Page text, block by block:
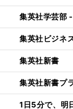
集英社学芸部
集英社ビジネ
集英社新書
集英社新書プ
1日5分で、明